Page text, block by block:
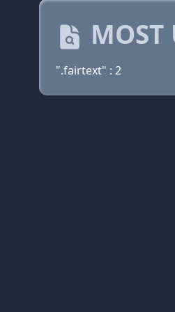
MOST
".fairtext" : 2